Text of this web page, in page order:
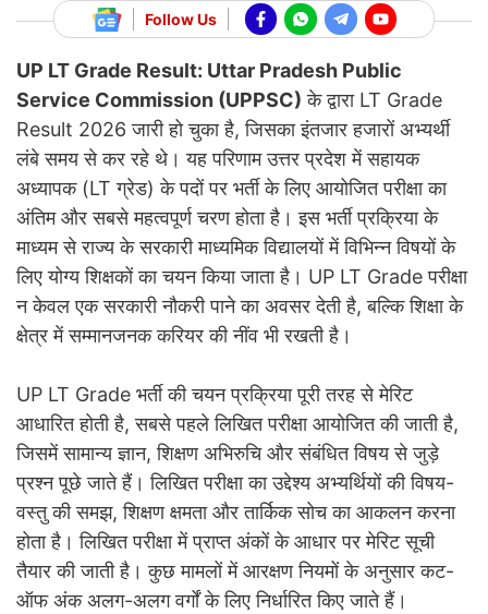
Follow Us
UP LT Grade Result: Uttar Pradesh Public
Service Commission (UPPSC) के द्वाराLT Grade
Result 2026 जारी हो चुका है, जिसका इंतजार हजारों अभ्यर्थी
लंबे समय से कर रहे थे। यह परिणाम उत्तर प्रदेश में सहायक
अध्यापक (LT ग्रेड) के पदों पर भर्ती के लिए आयोजित परीक्षा का
अंतिम और सबसे महत्वपूर्ण चरण होता है। इस भर्ती प्रक्रिया के
माध्यम से राज्य के सरकारी माध्यमिक विद्यालयों में विभिन्न विषयों के
लिए योग्य शिक्षकों का चयन किया जाता है। UP LT Grade परीक्षा
न केवल एक सरकारी नौकरी पाने का अवसर देती है, बल्कि शिक्षा के
क्षेत्र में सम्मानजनक करियर की नींव भी रखती है।
UP LT Grade भर्ती की चयन प्रक्रिया पूरी तरह से मेरिट
आधारित होती है, सबसे पहले लिखित परीक्षा आयोजित की जाती है,
जिसमें सामान्य ज्ञान, शिक्षण अभिरुचि और संबंधित विषय से जुड़े
प्रश्न पूछे जाते हैं। लिखित परीक्षा का उद्देश्य अभ्यर्थियों की विषय-
वस्तु की समझ, शिक्षण क्षमता और तार्किक सोच का आकलन करना
होता है। लिखित परीक्षा में प्राप्त अंकों के आधार पर मेरिट सूची
तैयार की जाती है। कुछ मामलों में आरक्षण नियमों के अनुसार कट-
ऑफ अंक अलग-अलग वर्गों के लिए निर्धारित किए जाते हैं।